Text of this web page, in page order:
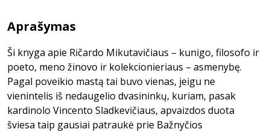
Aprašymas
Ši knyga apie Ričardo Mikutavičiaus – kunigo, filosofo ir
poeto, meno žinovo ir kolekcionieriaus – asmenybę.
Pagal poveikio mastą tai buvo vienas, jeigu ne
vienintelis iš nedaugelio dvasininkų, kuriam, pasak
kardinolo Vincento Sladkevičiaus, apvaizdos duota
šviesa taip gausiai patraukė prie Bažnyčios